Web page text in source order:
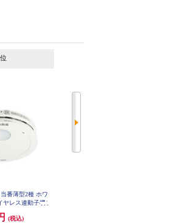
位
当番薄型2種 ホワ
ヤレス連動子機/
(税込)